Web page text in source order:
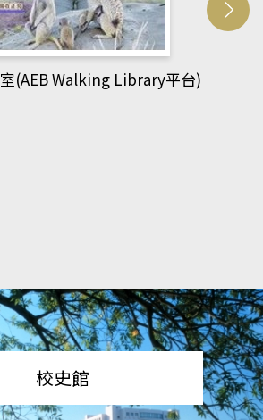
網管人(kono平台)
校史館